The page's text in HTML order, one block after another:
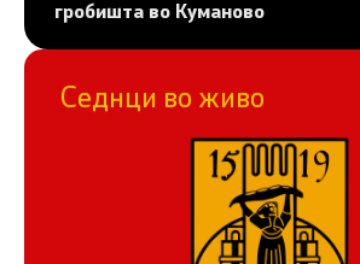
гробишта во Куманово
Седнци во живо